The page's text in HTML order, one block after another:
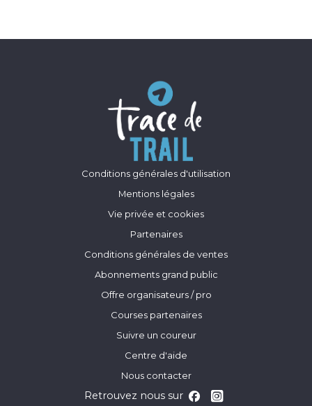
Conditions générales d'utilisation
Mentions légales
Vie privée et cookies
Partenaires
Conditions générales de ventes
Abonnements grand public
Offre organisateurs / pro
Courses partenaires
Suivre un coureur
Centre d'aide
Nous contacter
Retrouvez nous sur